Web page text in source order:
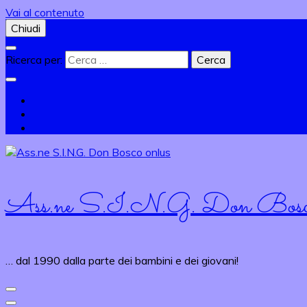
Vai al contenuto
Chiudi
Ricerca per:
Ass.ne S.I.N.G. Don
… dal 1990 dalla parte dei bambini e dei giovani!